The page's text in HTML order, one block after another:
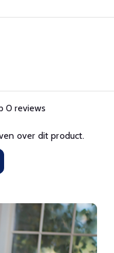
0 reviews
over dit product.